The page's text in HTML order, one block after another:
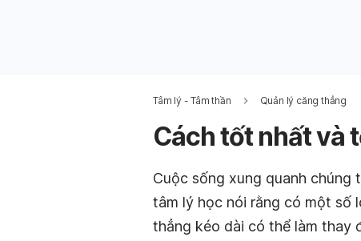
Tâm lý - Tâm thần Quản lý căng thẳng
Cách tốt nhất và
Cuộc sống xung quanh chúng
tâm lý học nói rằng có một số
thẳng kéo dài có thể làm thay